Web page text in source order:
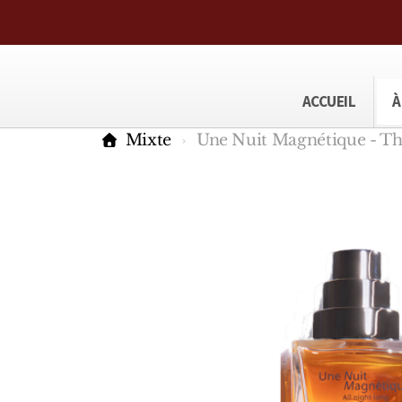
ACCUEIL
Mixte
Une Nuit Magnétique -